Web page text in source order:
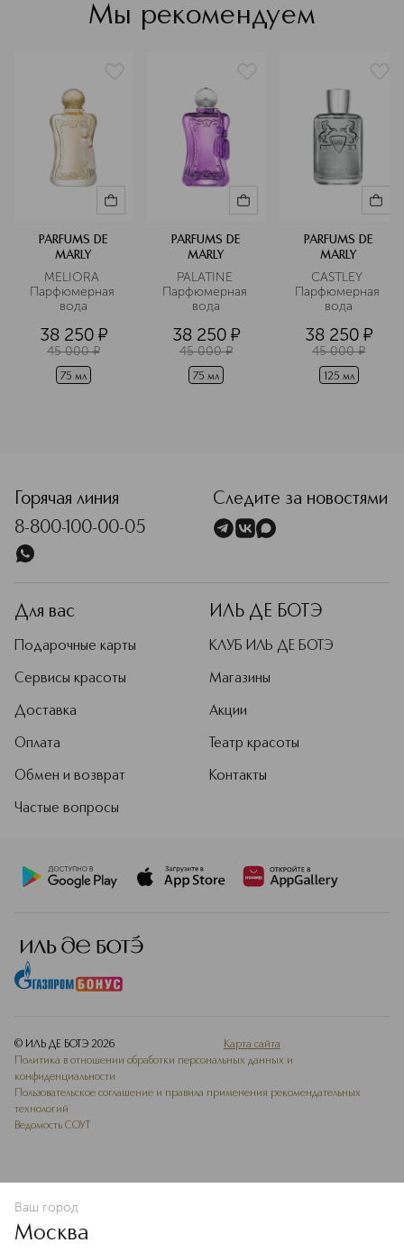
уникального образа.
Мы рекомендуем
PARFUMS DE
MARLY
MELIORA
Парфюмерная
вода
38 250 ¤
45 000 ¤
75 мл
PARFUMS DE
MARLY
PALATINE
Парфюмерная
вода
38 250 ¤
45 000 ¤
75 мл
PARFUMS DE
MARLY
CASTLEY
Парфюмерная
вода
38 250 ¤
45 000 ¤
125 мл
Горячая линия
8-800-100-00-05
Следите за новостями
Для вас
Подарочные карты
Сервисы красоты
Доставка
Оплата
Обмен и возврат
Частые вопросы
ИЛЬ ДЕ БОТЭ
КЛУБ ИЛЬ ДЕ БОТЭ
Магазины
Акции
Театр красоты
Контакты
© ИЛЬ ДЕ БОТЭ 2026
Карта сайта
Политика в отношении обработки персональных данных и
конфиденциальности
Пользовательское соглашение и правила применения рекомендательных
технологий
Ведомость СОУТ
Ваш город
Москва